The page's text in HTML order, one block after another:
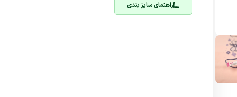
راهنمای سایز بندی